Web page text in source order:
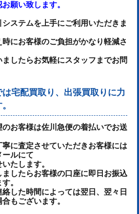
願い致します。
ステムを上手にご利用いただきま
にお客様のご負担がかなり軽減さ
したらお気軽にスタッフまでお問
宅配買取り、出張買取りに力
お客様は佐川急便の着払いでお送
に査定させていただきお客様には
ールにて
たします。
したらお客様の口座に即日お振込
。
した時間によっては翌日、翌々日
もございます。